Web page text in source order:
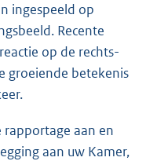
ingespeeld op
Recente
op de rechts-
groeiende betekenis
rapportage aan en
aan uw Kamer,